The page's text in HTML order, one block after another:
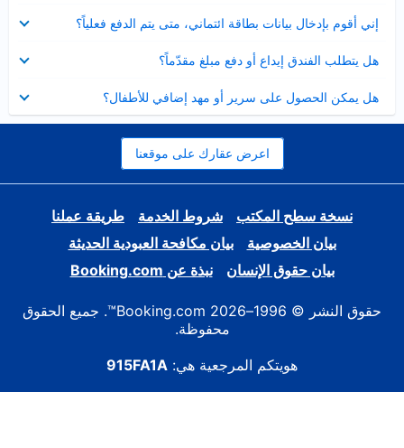
إني أقوم بإدخال بيانات بطاقة ائتماني، متى يتم الدفع فعلياً؟
مصغر
هل يتطلب الفندق إيداع أو دفع مبلغ مقدّماً؟
مصغر
هل يمكن الحصول على سرير أو مهد إضافي للأطفال؟
مصغر
اعرض عقارك على موقعنا
نسخة سطح المكتب شروط الخدمة
طريقة عملنا
بيان الخصوصية
بيان مكافحة العبودية الحديثة
بيان حقوق الإنسان
نبذة عن Booking.com
حقوق النشر © 1996–2026 Booking.com™. جميع الحقوق
محفوظة.
هويتكم المرجعية هي: 915FA1A